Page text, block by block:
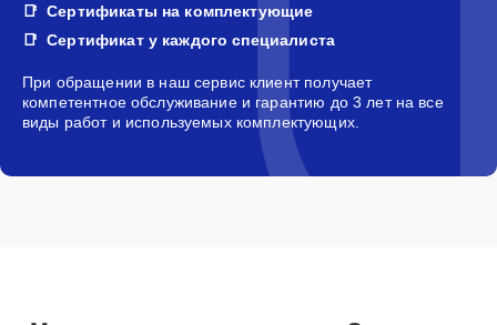
Сертификаты на комплектующие
Сертификат у каждого специалиста
При обращении в наш сервис клиент получает
компетентное обслуживание и гарантию до 3 лет на все
виды работ и используемых комплектующих.